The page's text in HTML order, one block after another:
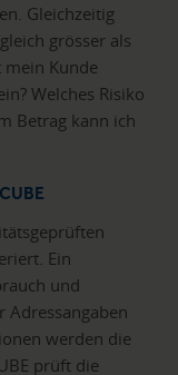
Gleichzeitig
grösser als
mein Kunde
Welches Risiko
Betrag kann ich
Ein
und
Adressangaben
werden die
prüft die